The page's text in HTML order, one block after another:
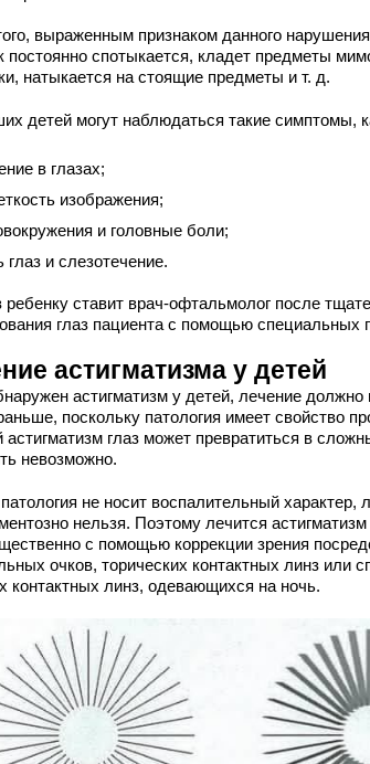
выраженным признаком данного
постоянно спотыкается, кладет предметы
натыкается на стоящие предметы и т. д.
детей могут наблюдаться такие симптомы,
в глазах;
изображения;
и головные боли;
глаз и слезотечение.
ребенку ставит врач-офтальмолог после
глаз пациента с помощью специальных
астигматизма у детей
астигматизм у детей, лечение должно
поскольку патология имеет свойство
астигматизм глаз может превратиться в
невозможно.
не носит воспалительный характер,
нельзя. Поэтому лечится
с помощью коррекции зрения
очков, торических контактных линз или
контактных линз, одевающихся на ночь.